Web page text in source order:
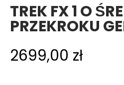
TREK FX 1 O
PRZEKROKU
2699,00 zł